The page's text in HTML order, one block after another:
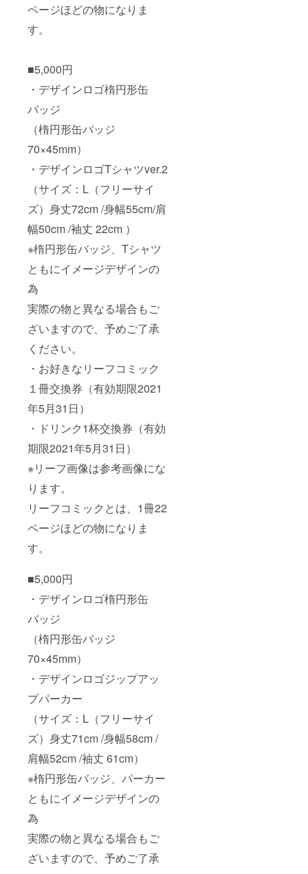
ページほどの物になりま
す。
■5,000円
・デザインロゴ楕円形缶
バッジ
（楕円形缶バッジ
70×45mm）
・デザインロゴTシャツver.2
（サイズ：L（フリーサイ
ズ）身丈72cm /身幅55cm/肩
幅50cm /袖丈 22cm ）
※楕円形缶バッジ、Tシャツ
ともにイメージデザインの
為
実際の物と異なる場合もご
ざいますので、予めご了承
ください。
・お好きなリーフコミック
１冊交換券（有効期限2021
年5月31日）
・ドリンク1杯交換券（有効
期限2021年5月31日）
※リーフ画像は参考画像にな
ります。
リーフコミックとは、1冊22
ページほどの物になりま
す。
■5,000円
・デザインロゴ楕円形缶
バッジ
（楕円形缶バッジ
70×45mm）
・デザインロゴジップアッ
プパーカー
（サイズ：L（フリーサイ
ズ）身丈71cm /身幅58cm /
肩幅52cm /袖丈 61cm）
※楕円形缶バッジ、パーカー
ともにイメージデザインの
為
実際の物と異なる場合もご
ざいますので、予めご了承